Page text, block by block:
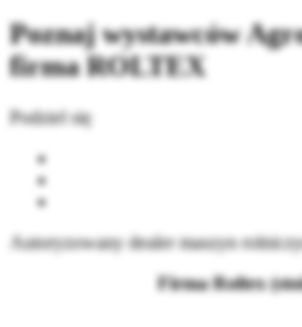
Poznaj wystawców
firma ROLTEX
Podziel się
Autoryzowany dealer maszyn
Firma Roltex